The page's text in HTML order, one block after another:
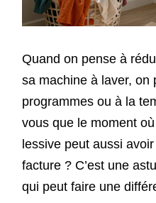
Quand on pense à
sa machine à laver, on
programmes ou à la
vous que le moment
lessive peut aussi
facture ? C’est une
qui peut faire une